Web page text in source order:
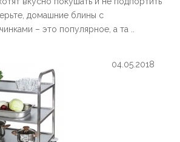
домашние блины с
– это популярное, а та ..
04.05.2018